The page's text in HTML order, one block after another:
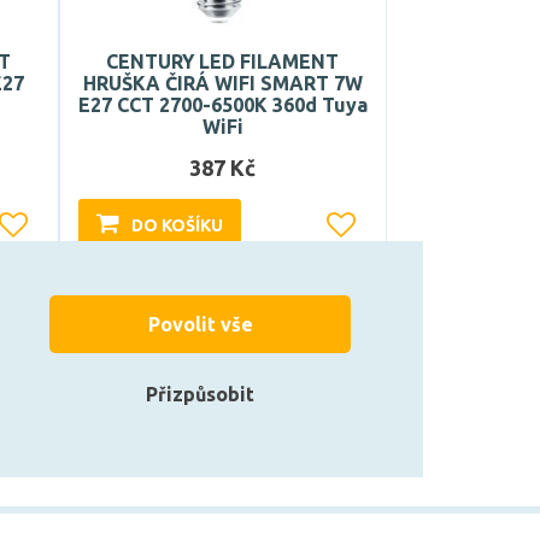
CENTURY LED FILAMENT
HRUŠKA ČIRÁ WIFI SMART 7W
E27 CCT 2700-6500K 360d Tuya
WiFi
387 Kč
DO KOŠÍKU
Přizpůsobit
Povolit vše